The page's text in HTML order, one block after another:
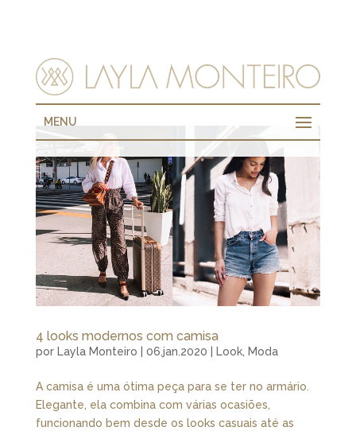
MENU
4 looks modernos com camisa
por Layla Monteiro 06.jan.2020 Look, Moda
A camisa é uma ótima peça para se ter no armário.
Elegante, ela combina com várias ocasiões,
funcionando bem desde os looks casuais até as